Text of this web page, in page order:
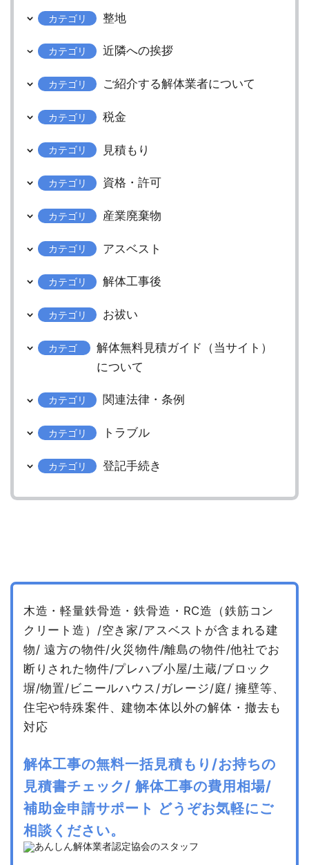
カテゴリ 整地
カテゴリ 近隣への挨拶
カテゴリ ご紹介する解体業者について
カテゴリ 税金
カテゴリ 見積もり
カテゴリ 資格・許可
カテゴリ 産業廃棄物
カテゴリ アスベスト
カテゴリ 解体工事後
カテゴリ お祓い
カテゴ
解体無料見積ガイド（当サイト）
について
カテゴリ 関連法律・条例
カテゴリ トラブル
カテゴリ 登記手続き
木造・軽量鉄骨造・鉄骨造・RC造（鉄筋コン
クリート造）/空き家/アスベストが含まれる建
物/ 遠方の物件/火災物件/離島の物件/他社でお
断りされた物件/プレハブ小屋/土蔵/ブロック
塀/物置/ビニールハウス/ガレージ/庭/ 擁壁等、
住宅や特殊案件、建物本体以外の解体・撤去も
対応
解体工事の無料一括見積もり/お持ちの
見積書チェック/ 解体工事の費用相場/
補助金申請サポート どうぞお気軽にご
相談ください。